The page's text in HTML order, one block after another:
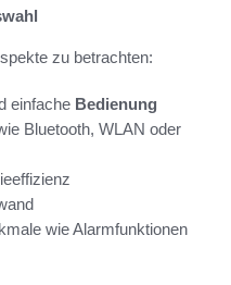
zu betrachten:
einfache Bedienung
Bluetooth, WLAN oder
wie Alarmfunktionen